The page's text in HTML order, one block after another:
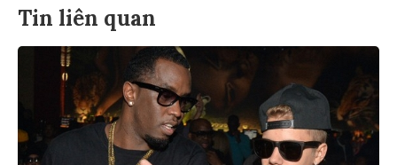
Tin liên quan